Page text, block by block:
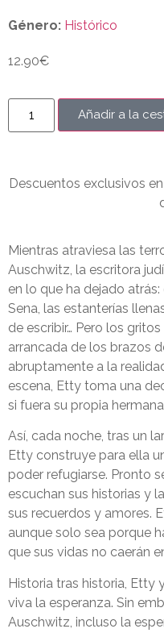
Género: Histórico
12.90€
Añadir a la
Descuentos exclusivos
Mientras atraviesa las
Auschwitz, la escritora
en lo que ha dejado
Sena, las estanterías
de escribir… Pero los
arrancada de los brazos
abruptamente a la
escena, Etty toma una
si fuera su propia
Así, cada noche, tras un
Etty construye para ella
poder refugiarse. Pronto
escuchan sus historias y
sus recuerdos y amores.
aunque solo sea porque
que sus vidas no caerán
Historia tras historia, Etty
viva la esperanza. Sin
Auschwitz, incluso la